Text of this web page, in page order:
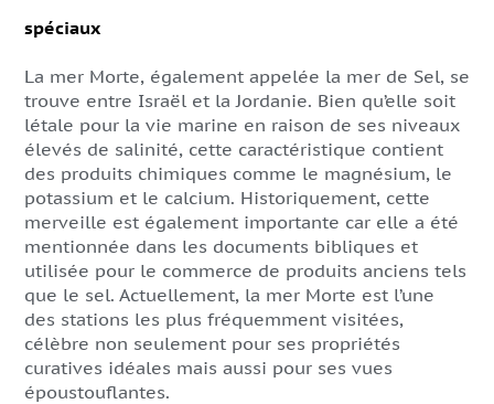
spéciaux
La mer Morte, également appelée la mer de Sel, se
trouve entre Israël et la Jordanie. Bien qu’elle soit
létale pour la vie marine en raison de ses niveaux
élevés de salinité, cette caractéristique contient
des produits chimiques comme le magnésium, le
potassium et le calcium. Historiquement, cette
merveille est également importante car elle a été
mentionnée dans les documents bibliques et
utilisée pour le commerce de produits anciens tels
que le sel. Actuellement, la mer Morte est l’une
des stations les plus fréquemment visitées,
célèbre non seulement pour ses propriétés
curatives idéales mais aussi pour ses vues
époustouflantes.